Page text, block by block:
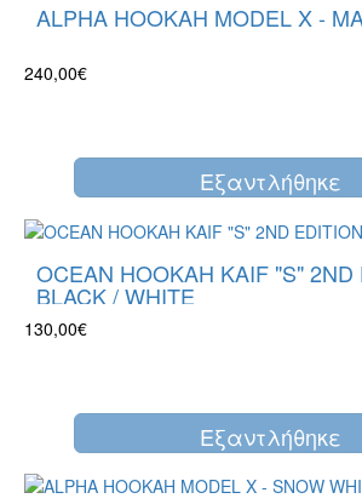
ALPHA HOOKAH MODEL X -
240,00€
Eξαντλήθηκε
OCEAN HOOKAH KAIF "S" 2ND
BLACK / WHITE
130,00€
Eξαντλήθηκε